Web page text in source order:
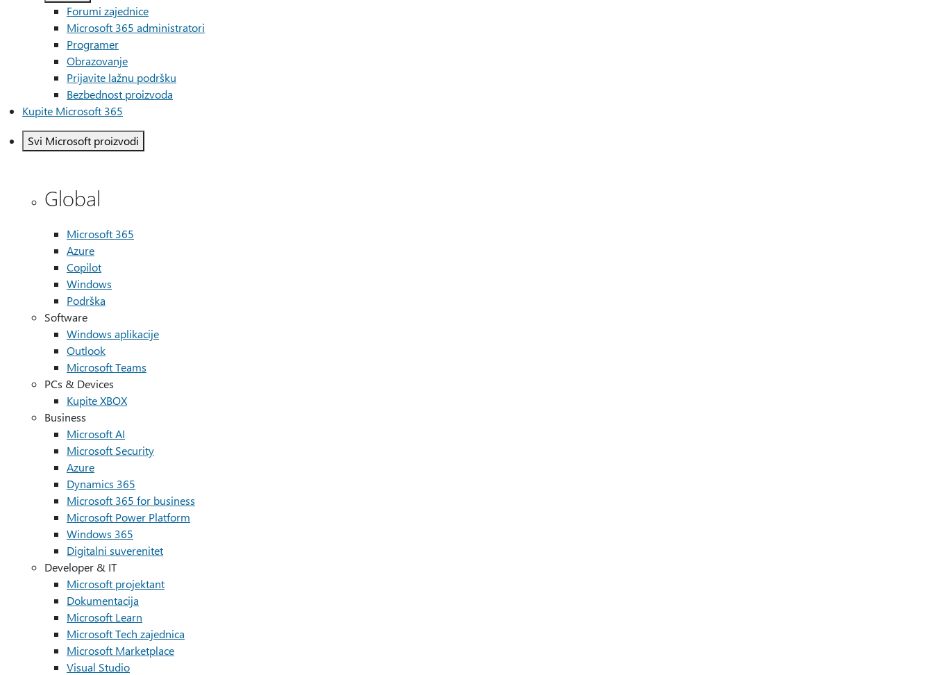
Forumi zajednice
Microsoft 365 administratori
Programer
Obrazovanje
Prijavite lažnu podršku
Bezbednost proizvoda
Kupite Microsoft 365
Svi Microsoft proizvodi
Global
Microsoft 365
Azure
Copilot
Windows
Podrška
Software
Windows aplikacije
Outlook
Microsoft Teams
PCs & Devices
Kupite XBOX
Business
Microsoft AI
Microsoft Security
Azure
Dynamics 365
Microsoft 365 for business
Microsoft Power Platform
Windows 365
Digitalni suverenitet
Developer & IT
Microsoft projektant
Dokumentacija
Microsoft Learn
Microsoft Tech zajednica
Microsoft Marketplace
Visual Studio